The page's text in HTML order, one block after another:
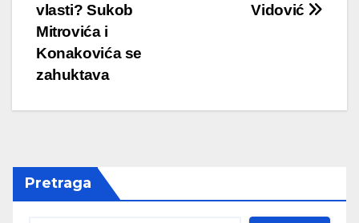
Vidović
vlasti? Sukob
Mitrovića i
Konakovića se
zahuktava
Pretraga